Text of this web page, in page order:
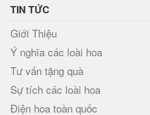
TIN TỨC
Giới Thiệu
Ý nghĩa các loài hoa
Tư vấn tặng quà
Sự tích các loài hoa
Điện hoa toàn quốc